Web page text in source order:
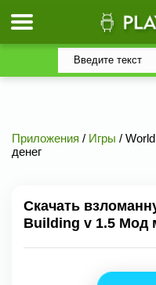
Приложения / Игры /
денег
Скачать
Building v 1.5 Мод